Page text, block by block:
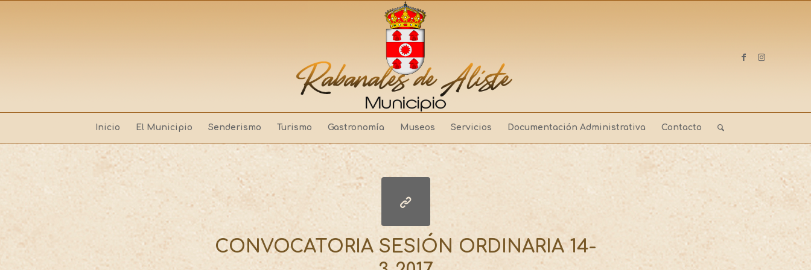
Inicio El Municipio Senderismo Turismo Gastronomía Museos Servicios Documentación Administrativa Contacto
CONVOCATORIA SESIÓN ORDINARIA 14-